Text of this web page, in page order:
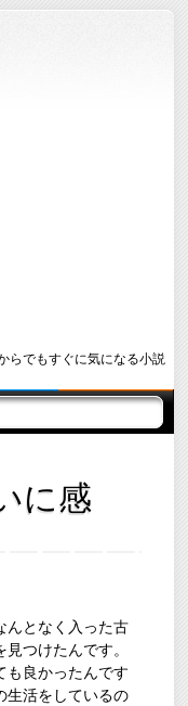
らでもすぐに気になる小説
に感
んとなく入った古
つけたんです。
も良かったんです
生活をしているの